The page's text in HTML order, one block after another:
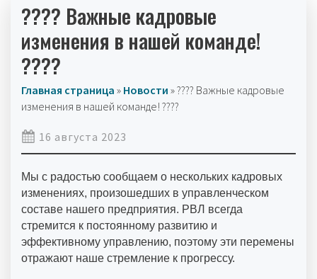
???? Важные кадровые
изменения в нашей команде!
????
Главная страница » Новости »???? Важные кадровые
изменения в нашей команде! ????
16 августа 2023
Мы с радостью сообщаем о нескольких кадровых
изменениях, произошедших в управленческом
составе нашего предприятия. РВЛ всегда
стремится к постоянному развитию и
эффективному управлению, поэтому эти перемены
отражают наше стремление к прогрессу.